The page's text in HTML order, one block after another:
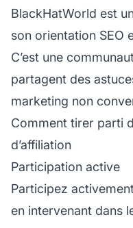
BlackHatWorld est
son orientation SEO
C’est une
partagent des
marketing non
Comment tirer parti
d’affiliation
Participation active
Participez
en intervenant dans